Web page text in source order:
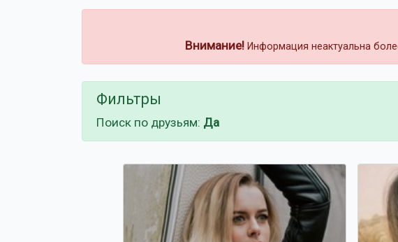
Внимание! Информация неактуальна
Фильтры
Поиск по друзьям: Да